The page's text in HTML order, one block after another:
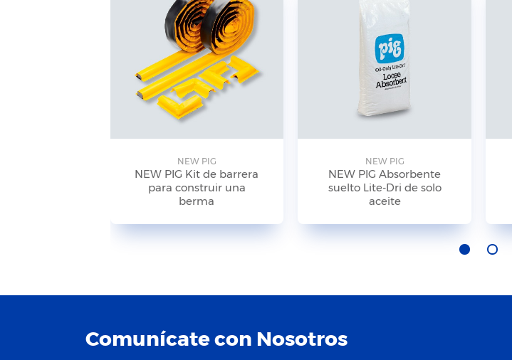
NEW PIG
NEW PIG Kit de barrera
para construir una
berma
NEW PIG
NEW PIG Absorbente
suelto Lite-Dri de solo
aceite
Comunícate con Nosotros